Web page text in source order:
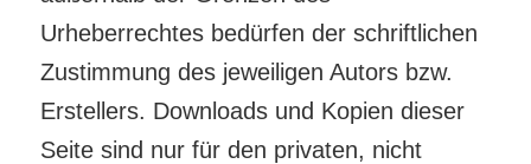
Urheberrechtes bedürfen der schriftlichen
Zustimmung des jeweiligen Autors bzw.
Erstellers. Downloads und Kopien dieser
Seite sind nur für den privaten, nicht